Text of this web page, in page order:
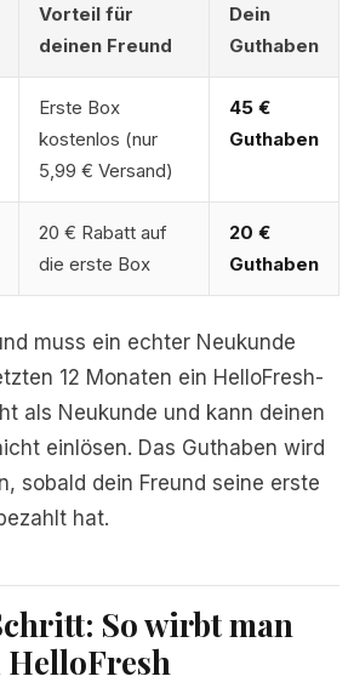
Vorteil für
deinen Freund
Dein
Guthaben
Erste Box
kostenlos (nur
5,99 € Versand)
45 €
Guthaben
20 € Rabatt auf
die erste Box
20 €
Guthaben
muss ein echter Neukunde
12 Monaten ein HelloFresh-
als Neukunde und kann deinen
einlösen. Das Guthaben wird
sobald dein Freund seine erste
hat.
So wirbt man